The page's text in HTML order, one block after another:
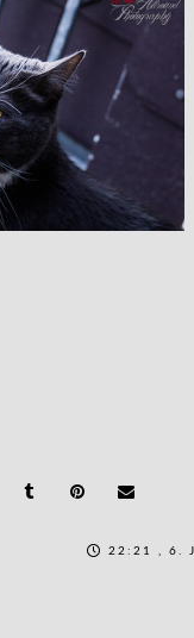
22:21 , 6.